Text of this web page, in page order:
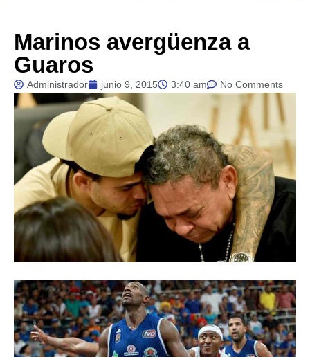
Marinos avergüenza a
Guaros
Administrador junio 9, 2015 3:40 am No Comments